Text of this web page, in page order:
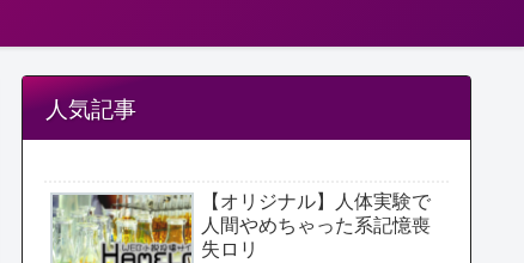
人気記事
【オリジナル】人体実験で
人間やめちゃった系記憶喪
失ロリ